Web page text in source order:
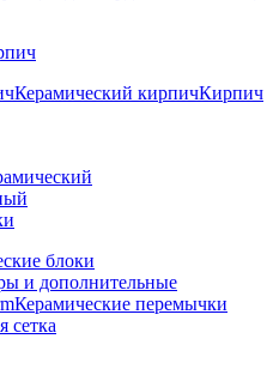
Керамический кирпичКирпич
блоки
и дополнительные
Керамические перемычки
сетка